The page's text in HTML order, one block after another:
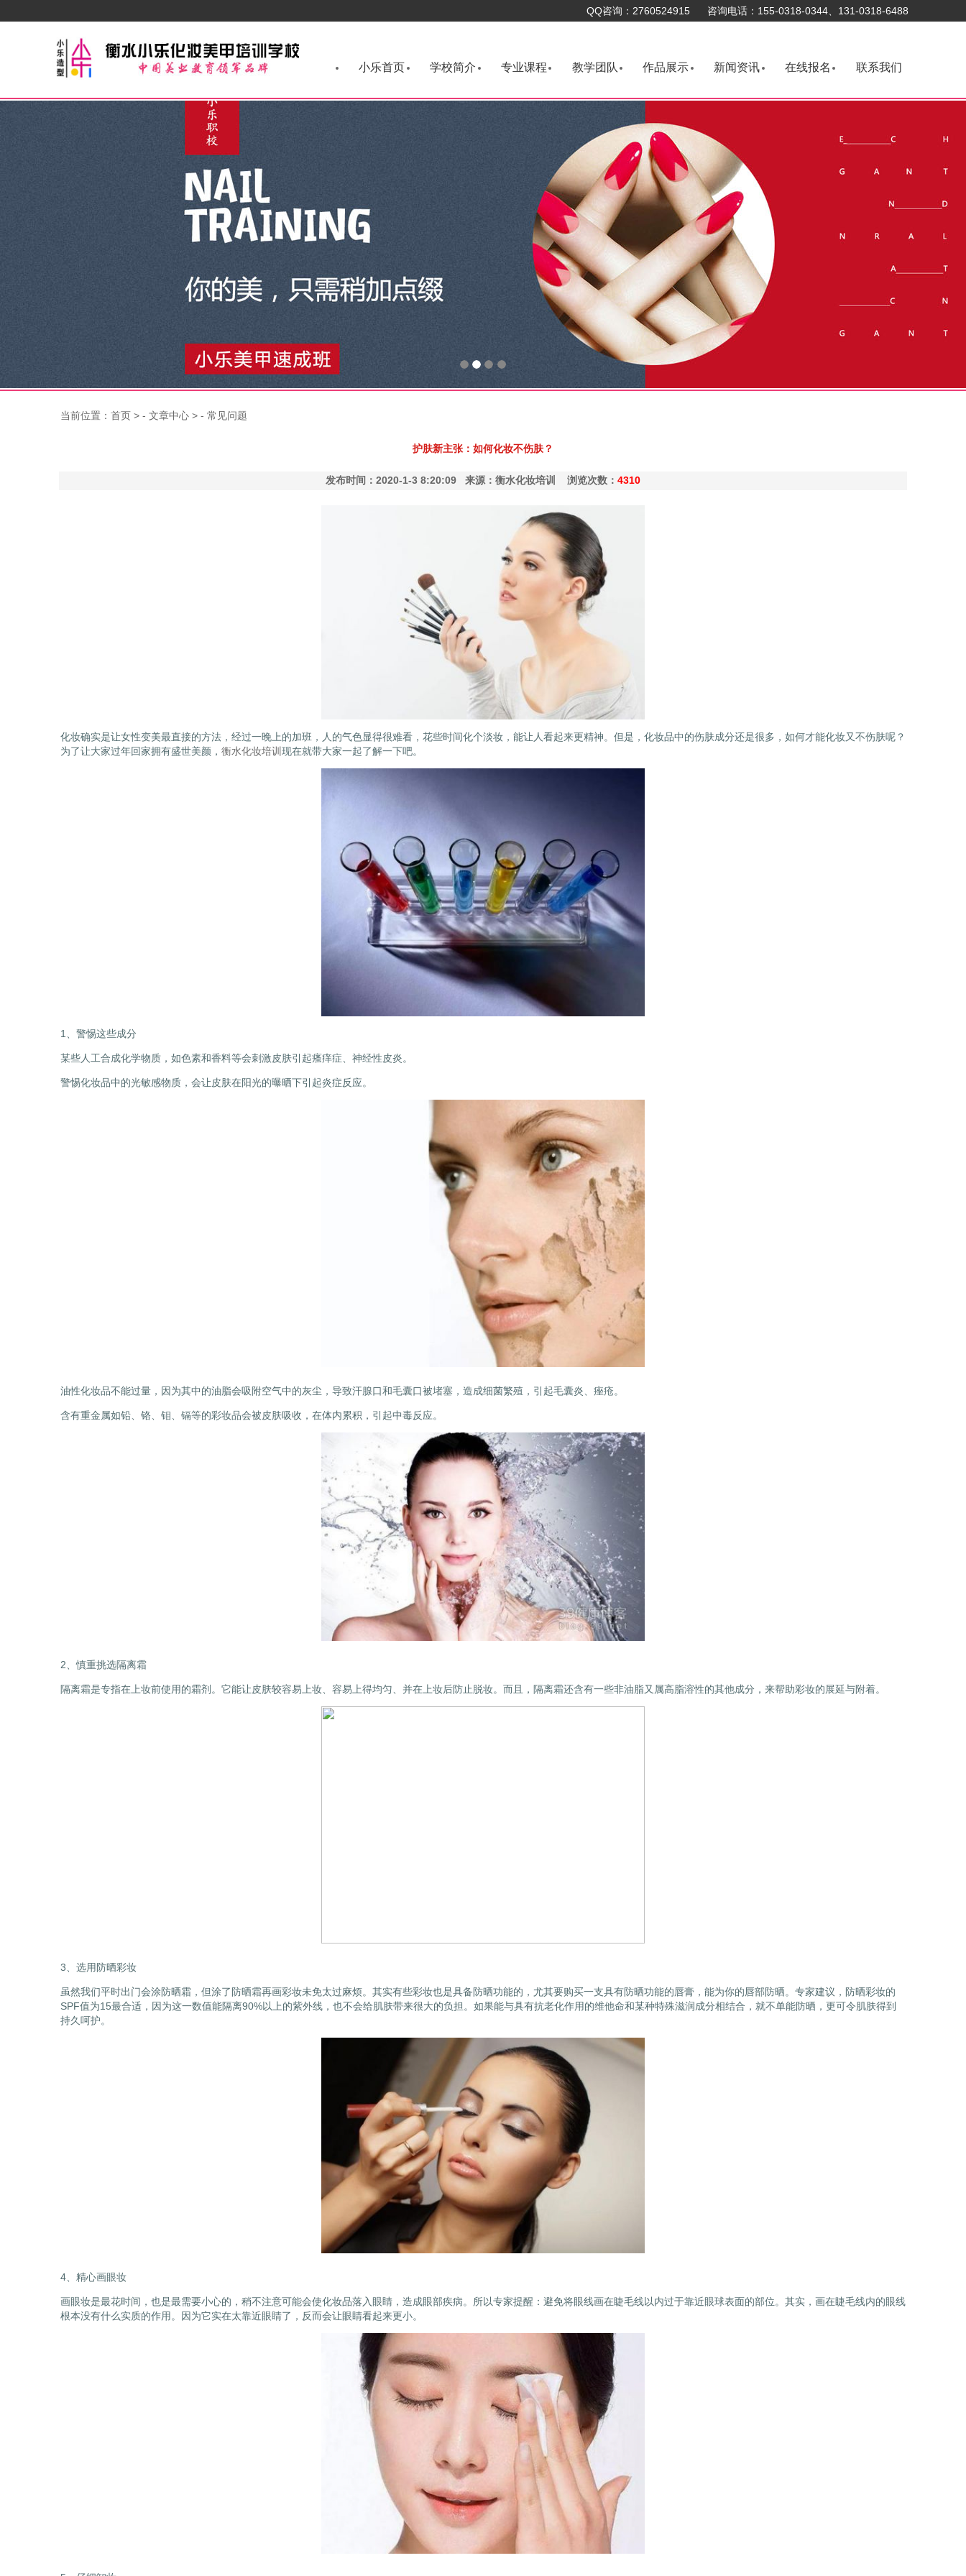
QQ咨询：2760524915 咨询电话：155-0318-0344、131-0318-6488
小乐首页 学校简介 专业课程 教学团队 作品展示 新闻资讯 在线报名 联系我们
当前位置： 首页 > - 文章中心 > - 常见问题
护肤新主张：如何化妆不伤肤？
发布时间：2020-1-3 8:20:09 来源：衡水化妆培训 浏览次数： 4310
化妆确实是让女性变美最直接的方法，经过一晚上的加班，人的气色显得很难看，花些时间化个淡妆，能让人看起来更精神。但是，化妆品中的伤肤成分还是很多，如何才能化妆又不伤肤呢？
为了让大家过年回家拥有盛世美颜， 衡水化妆培训 现在就带大家一起了解一下吧。
1、警惕这些成分
某些人工合成化学物质，如色素和香料等会刺激皮肤引起瘙痒症、神经性皮炎。
警惕化妆品中的光敏感物质，会让皮肤在阳光的曝晒下引起炎症反应。
油性化妆品不能过量，因为其中的油脂会吸附空气中的灰尘，导致汗腺口和毛囊口被堵塞，造成细菌繁殖，引起毛囊炎、痤疮。
含有重金属如铅、铬、钼、镉等的彩妆品会被皮肤吸收，在体内累积，引起中毒反应。
2、慎重挑选隔离霜
隔离霜是专指在上妆前使用的霜剂。它能让皮肤较容易上妆、容易上得均匀、并在上妆后防止脱妆。而且，隔离霜还含有一些非油脂又属高脂溶性的其他成分，来帮助彩妆的展延与附着。
3、选用防晒彩妆
虽然我们平时出门会涂防晒霜，但涂了防晒霜再画彩妆未免太过麻烦。其实有些彩妆也是具备防晒功能的，尤其要购买一支具有防晒功能的唇膏，能为你的唇部防晒。专家建议，防晒彩妆的
SPF值为15最合适，因为这一数值能隔离90%以上的紫外线，也不会给肌肤带来很大的负担。如果能与具有抗老化作用的维他命和某种特殊滋润成分相结合，就不单能防晒，更可令肌肤得到
持久呵护。
4、精心画眼妆
画眼妆是最花时间，也是最需要小心的，稍不注意可能会使化妆品落入眼睛，造成眼部疾病。所以专家提醒：避免将眼线画在睫毛线以内过于靠近眼球表面的部位。其实，画在睫毛线内的眼线
根本没有什么实质的作用。因为它实在太靠近眼睛了，反而会让眼睛看起来更小。